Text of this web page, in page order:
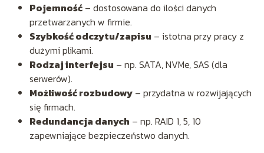
Pojemność– dostosowana do ilości danych
przetwarzanych w firmie.
Szybkość odczytu/zapisu – istotna przy pracy z
dużymi plikami.
Rodzaj interfejsu – np. SATA, NVMe, SAS (dla
serwerów).
Możliwość rozbudowy– przydatna w rozwijających
się firmach.
Redundancja danych – np. RAID 1, 5, 10
zapewniające bezpieczeństwo danych.